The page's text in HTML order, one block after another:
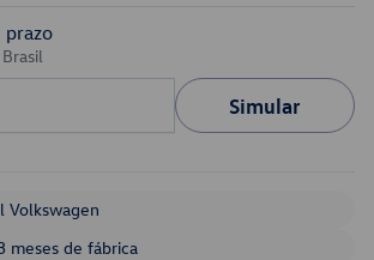
prazo
Simular
Volkswagen
meses de fábrica